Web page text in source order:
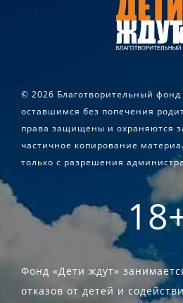
© 2026 Благотворительный
оставшимся без попечения
права защищены и охраняются
частичное копирование
только с разрешения
Фонд «Дети ждут»
отказов от детей и